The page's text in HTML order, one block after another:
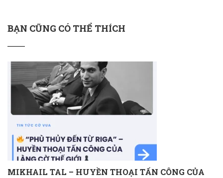
BẠN CŨNG CÓ THỂ THÍCH
MIKHAIL TAL – HUYỀN THOẠI TẤN CÔNG CỦA